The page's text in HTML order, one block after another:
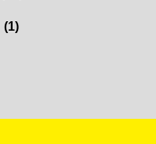
(1)